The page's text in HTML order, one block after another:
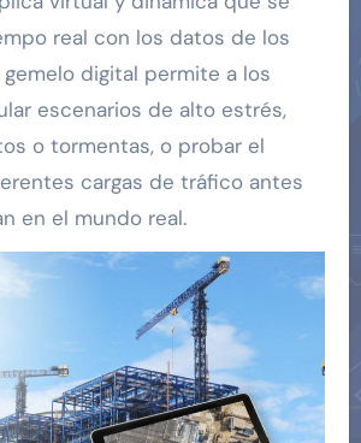
real con los datos de los
digital permite a los
escenarios de alto estrés,
o tormentas, o probar el
cargas de tráfico antes
en el mundo real.